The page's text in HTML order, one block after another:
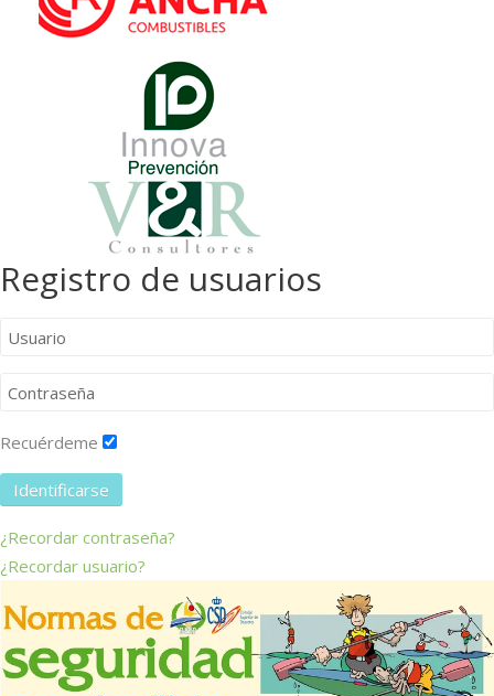
Registro de usuarios
Recuérdeme
Identificarse
¿Recordar contraseña?
¿Recordar usuario?